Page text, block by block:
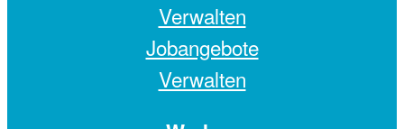
Verwalten
Jobangebote
Verwalten